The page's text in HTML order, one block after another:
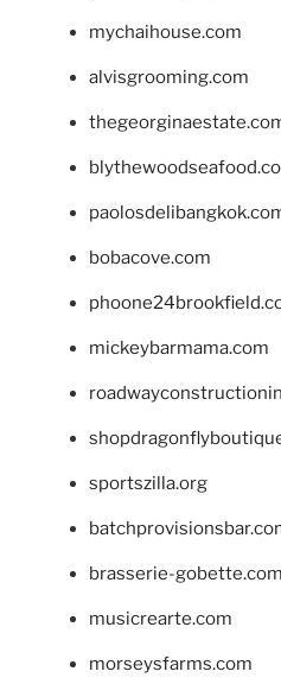
mychaihouse.com
alvisgrooming.com
bobacove.com
mickeybarmama.com
sportszilla.org
brasserie-gobette.com
musicrearte.com
morseysfarms.com